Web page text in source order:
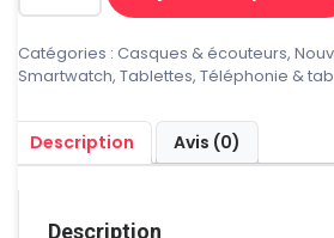
PACK
COSTUME
SMART
Catégories : Casques & écouteurs,
Smartwatch, Tablettes, Téléphonie &
Description Avis (0)
Description